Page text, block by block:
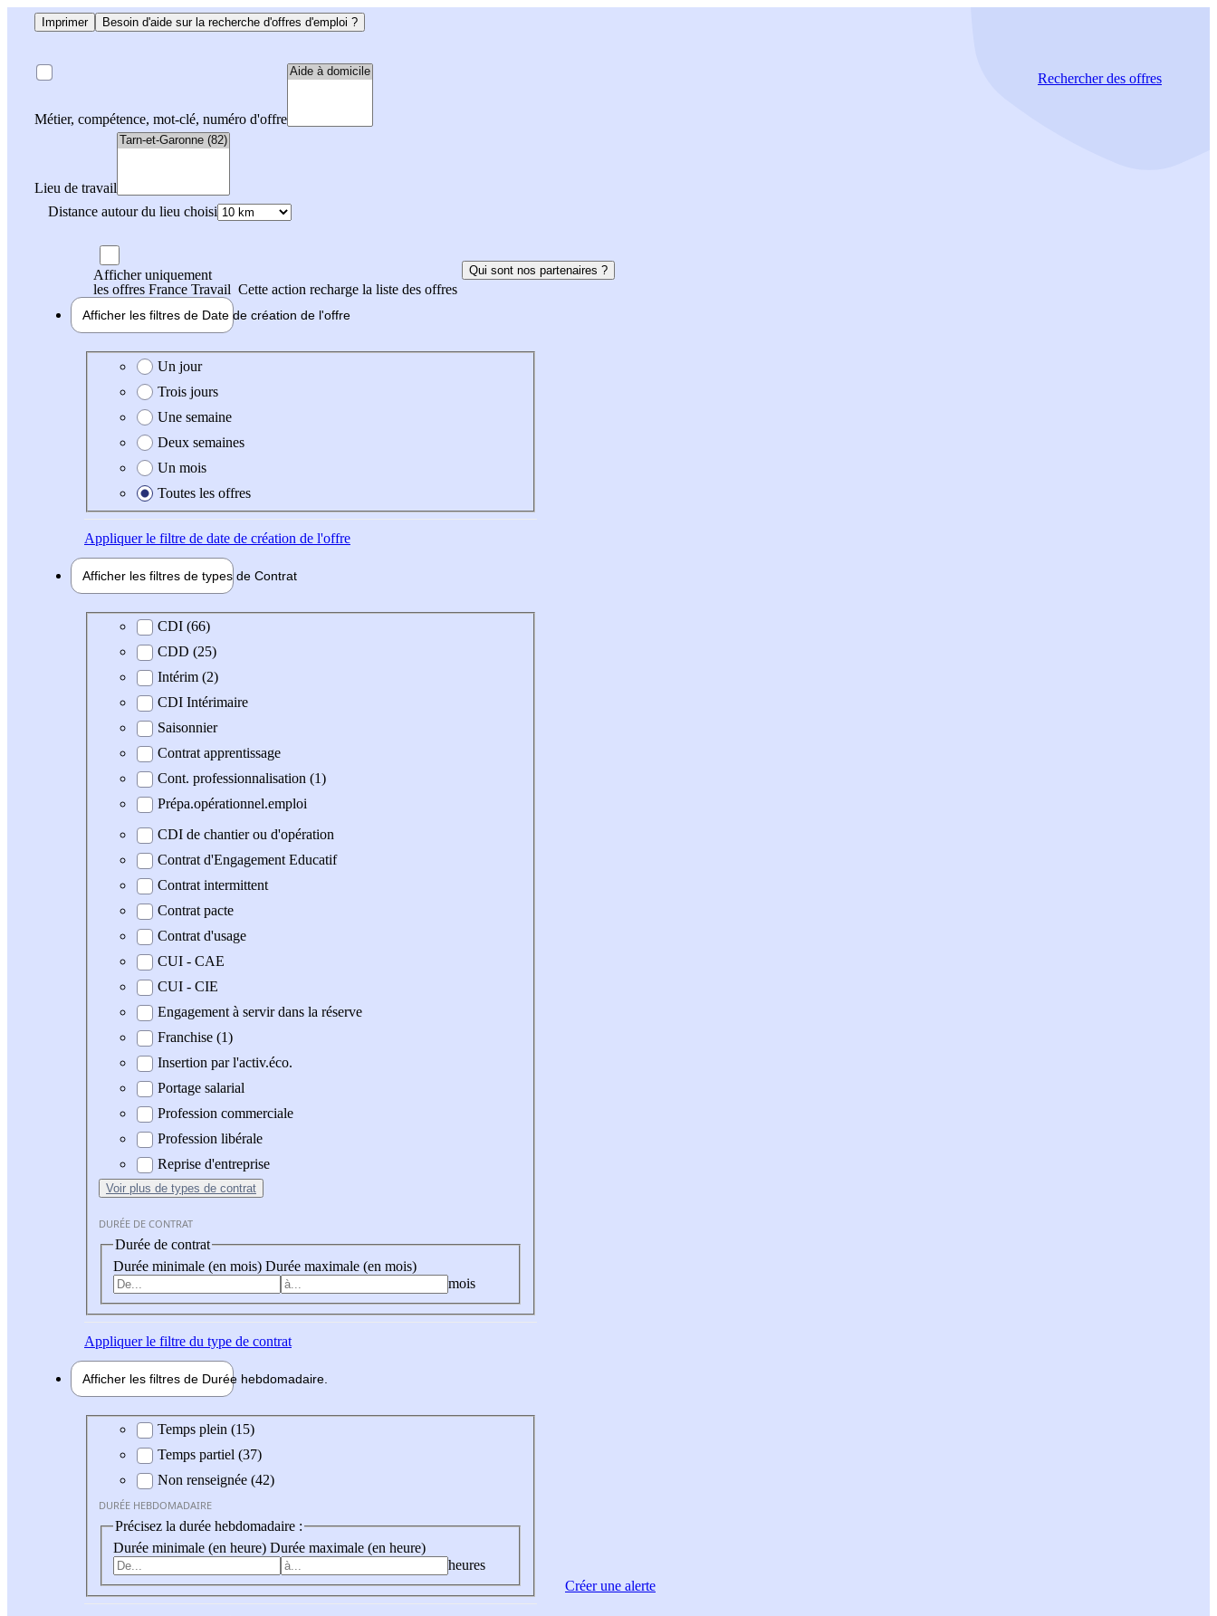
Imprimer Besoin d'aide sur la recherche d'offres d'emploi ?
Métier, compétence, mot-clé, numéro d'offre
Lieu de travail
Distance autour du lieu choisi
Rechercherdes offres
Afficher uniquement
les offres France Travail Cette action recharge la liste des offres
Qui sont nos partenaires ?
Afficher les filtres de Date de création de l'offre
Date de création de l'offre
Un jour
Trois jours
Une semaine
Deux semaines
Un mois
Toutes les offres
Appliquerle filtre de date de création de l'offre
Afficher les filtres de types de Contrat
Type de contratCDI (66)
CDD (25)
Intérim (2)
CDI Intérimaire
Saisonnier
Contrat apprentissage
Cont. professionnalisation (1)
Prépa.opérationnel.emploi
CDI de chantier ou d'opération
Contrat d'Engagement Educatif
Contrat intermittent
Contrat pacte
Contrat d'usage
CUI - CAE
CUI - CIE
Engagement à servir dans la réserve
Franchise (1)
Insertion par l'activ.éco.
Portage salarial
Profession commerciale
Profession libérale
Reprise d'entreprise
Voir plus de types de contrat
DURÉE DE CONTRAT
Durée de contrat
Durée minimale (en mois) Durée maximale (en mois)
mois
Appliquerle filtre du type de contrat
Afficher les filtres de Durée hebdomadaire
Durée hebdomadaire
Temps plein (15)
Temps partiel (37)
Non renseignée (42)
DURÉE HEBDOMADAIRE
Précisez la durée hebdomadaire :
Durée minimale (en heure) Durée maximale (en heure)
heures
Créer une alerte